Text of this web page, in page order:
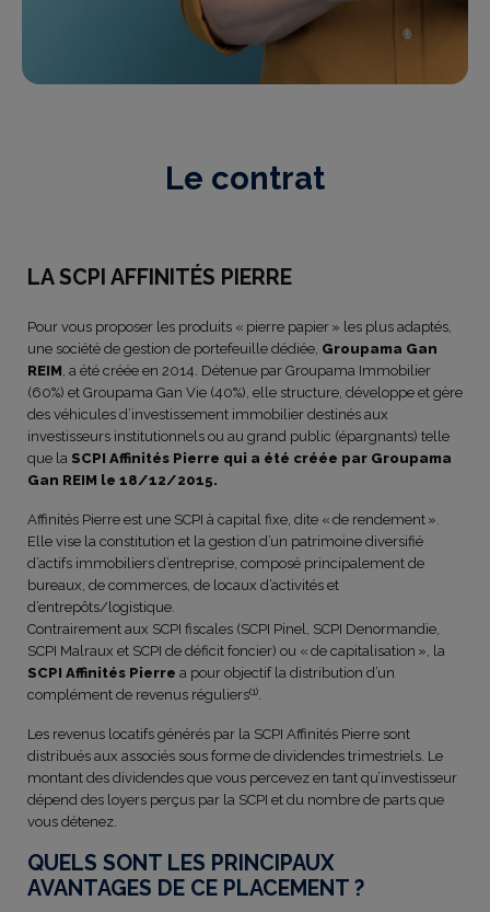
Le contrat
LA SCPI AFFINITÉS PIERRE
Pour vous proposer les produits « pierre papier » les plus adaptés,
une société de gestion de portefeuille dédiée, Groupama Gan
REIM, a été créée en 2014. Détenue par Groupama Immobilier
(60%) et Groupama Gan Vie (40%), elle structure, développe et gère
des véhicules d’investissement immobilier destinés aux
investisseurs institutionnels ou au grand public (épargnants) telle
que la SCPI Affinités Pierre qui a été créée par Groupama
Gan REIM le 18/12/2015.
Affinités Pierre est une SCPI à capital fixe, dite « de rendement ».
Elle vise la constitution et la gestion d’un patrimoine diversifié
d’actifs immobiliers d’entreprise, composé principalement de
bureaux, de commerces, de locaux d’activités et
d’entrepôts/logistique.
Contrairement aux SCPI fiscales (SCPI Pinel, SCPI Denormandie,
SCPI Malraux et SCPI de déficit foncier) ou « de capitalisation », la
SCPI Affinités Pierre a pour objectif la distribution d’un
complément de revenus réguliers(1).
Les revenus locatifs générés par la SCPI Affinités Pierre sont
distribués aux associés sous forme de dividendes trimestriels. Le
montant des dividendes que vous percevez en tant qu’investisseur
dépend des loyers perçus par la SCPI et du nombre de parts que
vous détenez.
QUELS SONT LES PRINCIPAUX
AVANTAGES DE CE PLACEMENT ?